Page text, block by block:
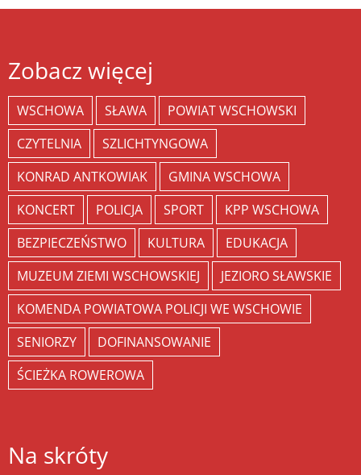
Zobacz więcej
WSCHOWA SŁAWA
POWIAT WSCHOWSKI
CZYTELNIA
SZLICHTYNGOWA
KONRAD ANTKOWIAK
GMINA WSCHOWA
KONCERT
POLICJA SPORT
KPP WSCHOWA
BEZPIECZEŃSTWO
KULTURA
EDUKACJA
MUZEUM ZIEMI WSCHOWSKIEJ
JEZIORO SŁAWSKIE
KOMENDA POWIATOWA POLICJI WE WSCHOWIE
SENIORZY
DOFINANSOWANIE
ŚCIEŻKA ROWEROWA
Na skróty